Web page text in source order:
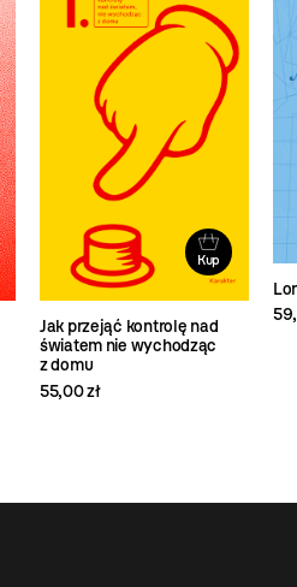
Kup
Jak przejąć kontrolę nad
światem nie wychodząc
z domu
55,00 zł